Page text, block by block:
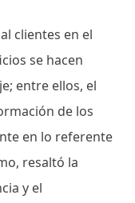
clientes en el
se hacen
entre ellos, el
de los
en lo referente
resaltó la
y el